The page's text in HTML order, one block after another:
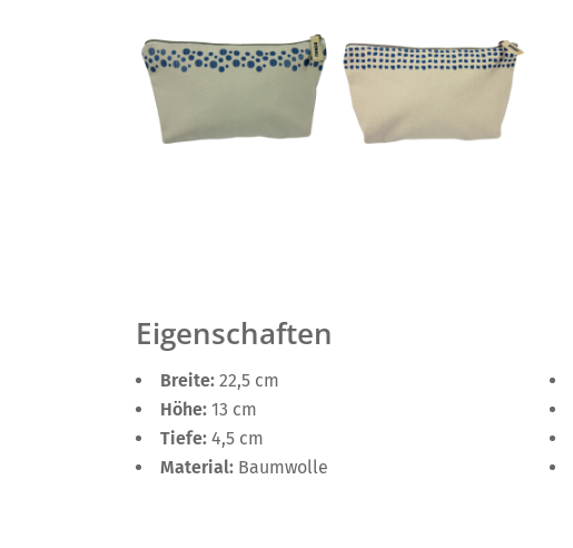
Eigenschaften
Breite: 22,5 cm
Höhe: 13 cm
Tiefe: 4,5 cm
Material: Baumwolle